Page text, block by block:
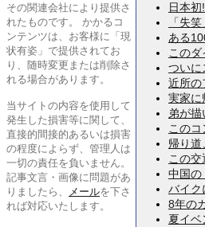
日本
「失
ある
この
ついに
近所の
実家に
弟が
この
帰り
この
中国
バイク
8年の
夏イ
その関連会社により提供さ
れたものです。 かかるコ
ンテンツは、お客様に「現
状有姿」で提供されてお
り、随時変更または削除さ
れる場合があります。
当サイトの内容を使用して
発生した損害等に関して、
直接的間接的あるいは損害
の程度によらず、管理人は
一切の責任を負いません。
記事文言・画像に問題があ
りましたら、
メールを下さ
れば対応いたします。